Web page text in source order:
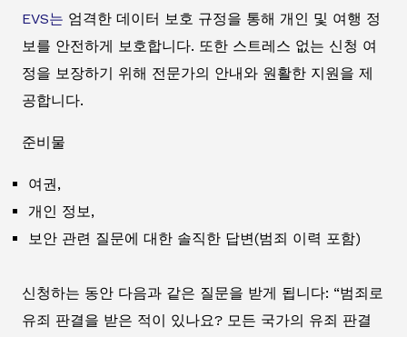
EVS는 엄격한 데이터 보호 규정을 통해 개인 및 여행 정
보를 안전하게 보호합니다. 또한 스트레스 없는 신청 여
정을 보장하기 위해 전문가의 안내와 원활한 지원을 제
공합니다.
준비물
여권,
개인 정보,
보안 관련 질문에 대한 솔직한 답변(범죄 이력 포함)
신청하는 동안 다음과 같은 질문을 받게 됩니다: “범죄로
유죄 판결을 받은 적이 있나요? 모든 국가의 유죄 판결